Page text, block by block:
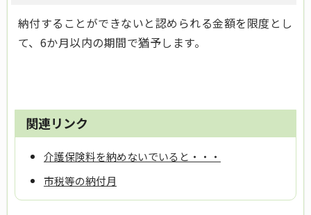
納付することができないと認められる金額を限度とし
て、6か月以内の期間で猶予します。
関連リンク
介護保険料を納めないでいると・・・
市税等の納付月